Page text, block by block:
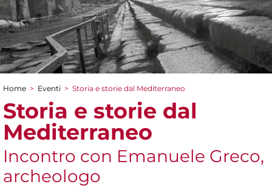
Tu sei qui
Home > Eventi > Storia e storie dal Mediterraneo
Storia e storie dal
Mediterraneo
Incontro con Emanuele Greco,
archeologo